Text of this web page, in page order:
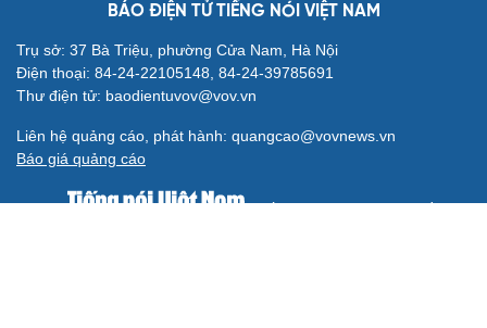
BÁO ĐIỆN TỬ TIẾNG NÓI VIỆT NAM
Trụ sở: 37 Bà Triệu, phường Cửa Nam, Hà Nội
Điện thoại: 84-24-22105148, 84-24-39785691
Thư điện tử: baodientuvov@vov.vn
Liên hệ quảng cáo, phát hành: quangcao@vovnews.vn
Báo giá quảng cáo
Báo in xuất bản thứ Năm hàng tuần